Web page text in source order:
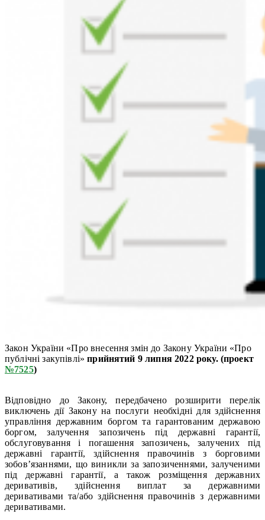
Закон України «Про внесення змін до Закону України «Про
публічні закупівлі»прийнятий 9 липня 2022 року. (проект
№7525)
Відповідно до Закону, передбачено розширити перелік
виключень дії Закону на послуги необхідні для здійснення
управління державним боргом та гарантованим державою
боргом, залучення запозичень під державні гарантії,
обслуговування і погашення запозичень, залучених під
державні гарантії, здійснення правочинів з борговими
зобов’язаннями, що виникли за запозиченнями, залученими
під державні гарантії, а також розміщення державних
деривативів, здійснення виплат за державними
деривативами та/або здійснення правочинів з державними
деривативами.